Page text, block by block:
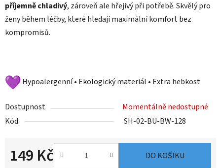
příjemně chladivý, zároveň ale hřejivý při potřebě. Skvělý pro
ženy během léčby, které hledají maximální komfort bez
kompromisů.
Hypoalergenní • Ekologický materiál • Extra hebkost
Dostupnost
Momentálně nedostupné
Kód:
SH-02-BU-BW-128
149 Kč DO KOŠÍKU